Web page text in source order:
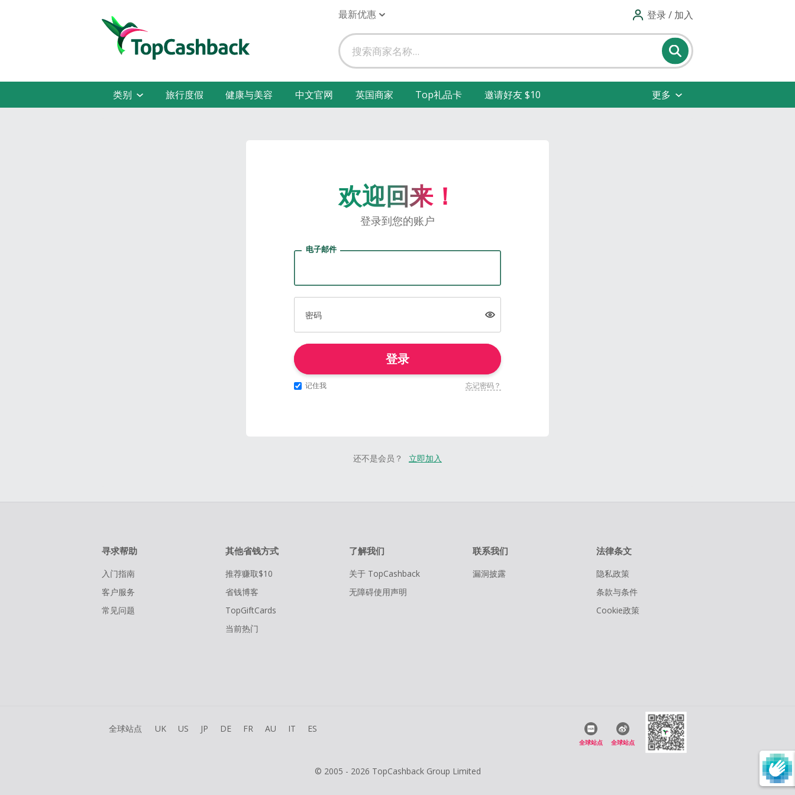
最新优惠 登录 / 加入
类别 旅行度假 健康与美容 中文官网 英国商家 Top礼品卡 邀请好友 $10 更多
欢迎回来！
登录到您的账户
电子邮件
密码
登录
记住我 忘记密码？
还不是会员？ 立即加入
寻求帮助
入门指南
客户服务
常见问题
其他省钱方式
推荐赚取$10
省钱博客
TopGiftCards
当前热门
了解我们
关于 TopCashback
无障碍使用声明
联系我们
漏洞披露
法律条文
隐私政策
条款与条件
Cookie政策
全球站点 UK US JP DE FR AU IT ES
全球站点 全球站点
© 2005 - 2026 TopCashback Group Limited